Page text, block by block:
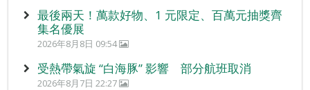
最後兩天！萬款好物、1 元限定、百萬元抽獎齊
集名優展
2026年8月8日 09:54
受熱帶氣旋 “白海豚” 影響 部分航班取消
2026年8月7日 22:27